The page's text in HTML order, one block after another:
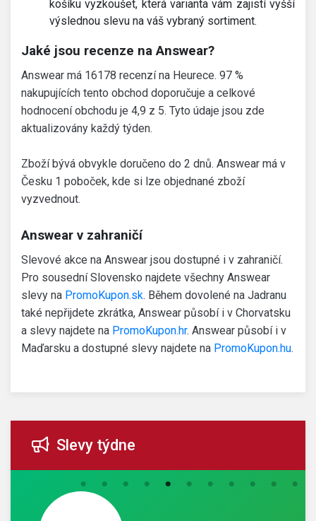
košíku vyzkoušet, která varianta vám zajistí vyšší
výslednou slevu na váš vybraný sortiment.
Jaké jsou recenze na Answear?
Answear má 16178 recenzí na Heurece. 97 %
nakupujících tento obchod doporučuje a celkové
hodnocení obchodu je 4,9 z 5. Tyto údaje jsou zde
aktualizovány každý týden.
Zboží bývá obvykle doručeno do 2 dnů. Answear má v
Česku 1 poboček, kde si lze objednané zboží
vyzvednout.
Answear v zahraničí
Slevové akce na Answear jsou dostupné i v zahraničí.
Pro sousední Slovensko najdete všechny Answear
slevy na PromoKupon.sk. Během dovolené na Jadranu
také nepřijdete zkrátka, Answear působí i v Chorvatsku
a slevy najdete na PromoKupon.hr. Answear působí i v
Maďarsku a dostupné slevy najdete na PromoKupon.hu.
Slevy týdne